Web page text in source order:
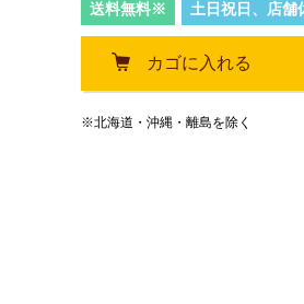
送料無料※ 土日祝日、店舗
カゴに入れる
※北海道・沖縄・離島を除く